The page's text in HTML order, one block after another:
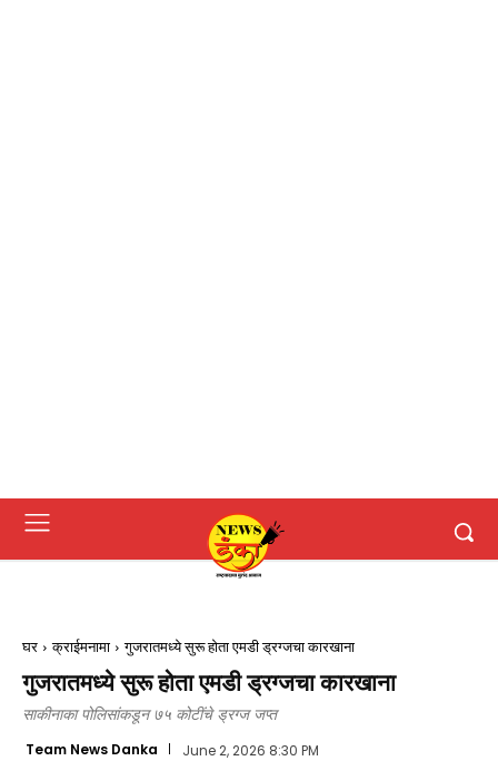
घर क्राईमनामा गुजरातमध्ये सुरू होता एमडी ड्रग्जचा कारखाना
गुजरातमध्ये सुरू होता एमडी ड्रग्जचा कारखाना
साकीनाका पोलिसांकडून ७५ कोटींचे ड्रग्ज जप्त
Team News Danka June 2, 2026 8:30 PM